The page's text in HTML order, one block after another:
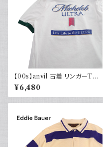
【00s】anvil 古着 リンガーTシ
ャツ 両面プリント ビール Mich
elob ULTRA ホワイト グリー
ン 白T
¥6,480